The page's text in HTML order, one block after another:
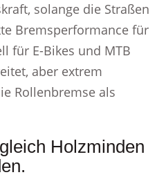
solange die Straßen
Bremsperformance für
für E-Bikes und MTB
aber extrem
Rollenbremse als
Holzminden